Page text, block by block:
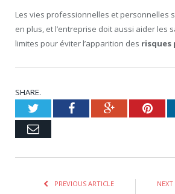
Les vies professionnelles et personnelles
en plus, et l’entreprise doit aussi aider les
limites pour éviter l’apparition des risques
SHARE.
TwitterFacebookGoogle+
Email
PREVIOUS ARTICLE